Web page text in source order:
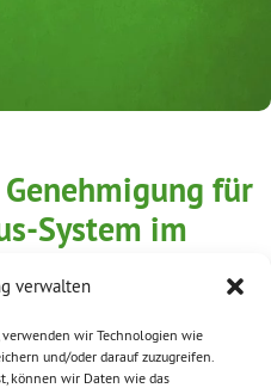
verwalten
wir Technologien wie
und/oder darauf zuzugreifen.
können wir Daten wie das
für
System im
6, 2017